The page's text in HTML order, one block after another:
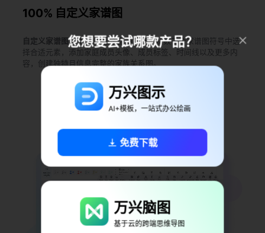
100% 自定义家谱图
自定义家谱图可按你的想法自由制作。从数千个家谱图符号中选
择合适元素，添加家庭成员头像、成员标签、时间线以及更多内
容，创建独特且信息完整的家族关系图。
免费下载
您想要尝试哪款产品？
万兴图示
AI+模板，一站式办公绘画
免费下载
万兴脑图
基于云的跨端思维导图